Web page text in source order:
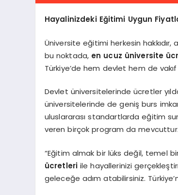
Hayalinizdeki Eğitimi Uygun
Üniversite eğitimi herkesin
bu noktada, en ucuz üniversite
Türkiye’de hem devlet hem de
Devlet üniversitelerinde ücretler
üniversitelerinde de geniş burs
uluslararası standartlarda eğitim
veren birçok program da mevcuttur.
“Eğitim almak bir lüks değil, temel
ücretleri ile hayallerinizi
geleceğe adım atabilirsiniz.